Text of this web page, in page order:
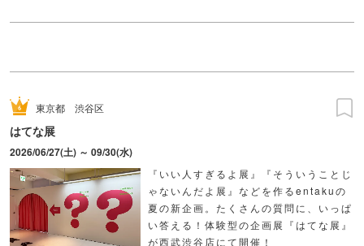
東京都 渋谷区
はてな展
2026/06/27(土) ～ 09/30(水)
『いい人すぎるよ展』『そういうことじ
ゃないんだよ展』などを作るentakuの
夏の新企画。たくさんの質問に、いっぱ
い答える！体験型の企画展『はてな展』
が西武渋谷店にて開催！